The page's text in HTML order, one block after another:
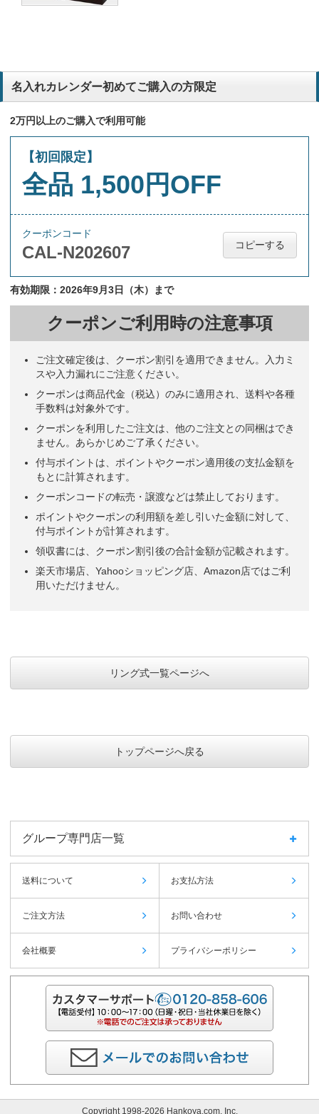
名入れカレンダー初めてご購入の方限定
2万円以上のご購入で利用可能
【初回限定】
全品 1,500円OFF
クーポンコード
CAL-N202607 コピーする
有効期限：2026年9月3日（木）まで
クーポンご利用時の注意事項
ご注文確定後は、クーポン割引を適用できません。入力ミ
スや入力漏れにご注意ください。
クーポンは商品代金（税込）のみに適用され、送料や各種
手数料は対象外です。
クーポンを利用したご注文は、他のご注文との同梱はでき
ません。あらかじめご了承ください。
付与ポイントは、ポイントやクーポン適用後の支払金額を
もとに計算されます。
クーポンコードの転売・譲渡などは禁止しております。
ポイントやクーポンの利用額を差し引いた金額に対して、
付与ポイントが計算されます。
領収書には、クーポン割引後の合計金額が記載されます。
楽天市場店、Yahooショッピング店、Amazon店ではご利
用いただけません。
リング式一覧ページへ
トップページへ戻る
グループ専門店一覧
送料について お支払方法
ご注文方法 お問い合わせ
会社概要 プライバシーポリシー
Copyright 1998-2026 Hankoya.com, Inc.